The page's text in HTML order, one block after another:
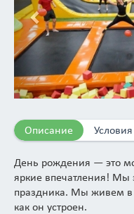
Описание Условия
День рождения — это
яркие впечатления! Мы
праздника. Мы живем
как он устроен.